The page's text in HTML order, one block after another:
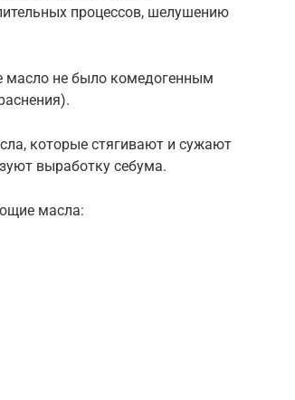
процессов, шелушению
масло не было комедогенным
которые стягивают и сужают
выработку себума.
масла: